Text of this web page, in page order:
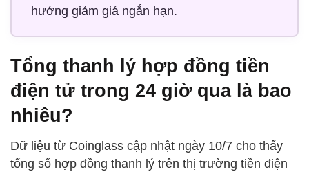
hướng giảm giá ngắn hạn.
Tổng thanh lý hợp đồng tiền
điện tử trong 24 giờ qua là bao
nhiêu?
Dữ liệu từ Coinglass cập nhật ngày 10/7 cho thấy
tổng số hợp đồng thanh lý trên thị trường tiền điện